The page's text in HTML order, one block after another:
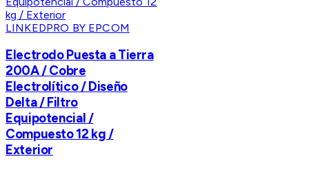
LINKEDPRO BY EPCOM
Electrodo Puesta a Tierra
200A / Cobre
Electrolítico / Diseño
Delta / Filtro
Equipotencial /
Compuesto 12 kg /
Exterior